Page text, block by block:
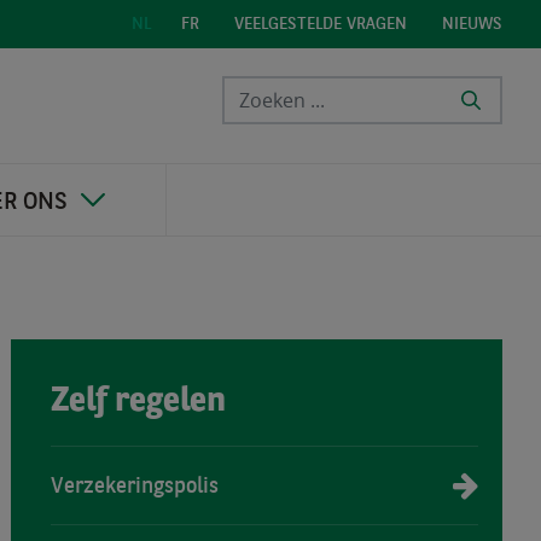
NL FR VEELGESTELDE VRAGEN NIEUWS
ONS
Zelf regelen
Verzekeringspolis